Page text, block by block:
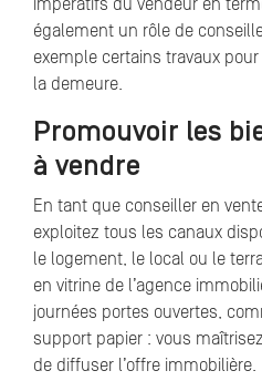
impératifs du vendeur en
également un rôle de
exemple certains travaux
la demeure.
Promouvoir les
à vendre
En tant que conseiller en
exploitez tous les canaux
le logement, le local ou le
en vitrine de l’agence
journées portes ouvertes,
support papier : vous
de diffuser l’offre immobilière.